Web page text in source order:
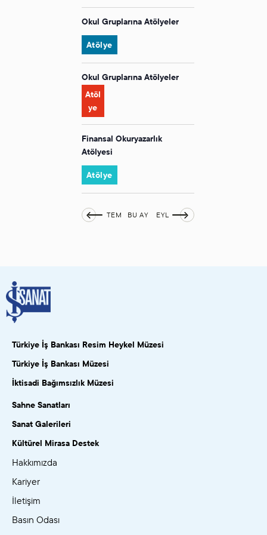
t
t
a
k
v
i
m
Okul Gruplarına Atölyeler
Okul Gruplarına Atölyeler
Finansal Okuryazarlık
Atölyesi
TEM BU AY EYL
Türkiye İş Bankası Resim Heykel Müzesi
Türkiye İş Bankası Müzesi
İktisadi Bağımsızlık Müzesi
Sahne Sanatları
Sanat Galerileri
Kültürel Mirasa Destek
Hakkımızda
Kariyer
İletişim
Basın Odası